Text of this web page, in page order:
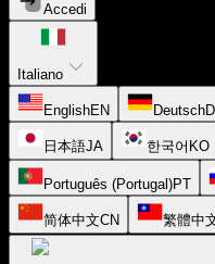
Accedi
Italiano
EnglishEN Deutsch
日本語JA 한국어 KO
Português (Portugal)PT
简体中文CN 繁體中